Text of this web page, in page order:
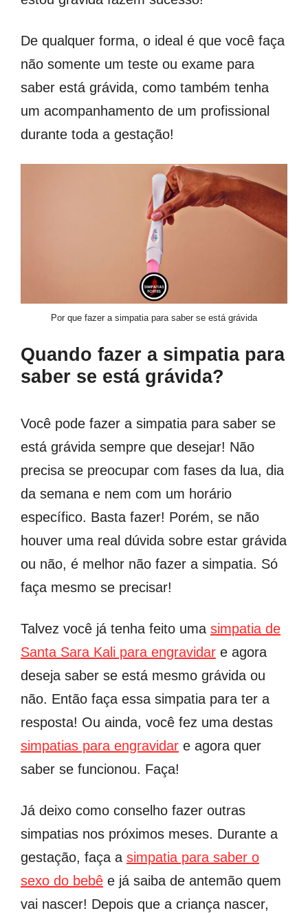
De qualquer forma, o ideal é que você faça
não somente um teste ou exame para
saber está grávida, como também tenha
um acompanhamento de um profissional
durante toda a gestação!
Por que fazer a simpatia para saber se está grávida
Quando fazer a simpatia para
saber se está grávida?
Você pode fazer a simpatia para saber se
está grávida sempre que desejar! Não
precisa se preocupar com fases da lua, dia
da semana e nem com um horário
específico. Basta fazer! Porém, se não
houver uma real dúvida sobre estar grávida
ou não, é melhor não fazer a simpatia. Só
faça mesmo se precisar!
Talvez você já tenha feito uma simpatia de
Santa Sara Kali para engravidar e agora
deseja saber se está mesmo grávida ou
não. Então faça essa simpatia para ter a
resposta! Ou ainda, você fez uma destas
simpatias para engravidar e agora quer
saber se funcionou. Faça!
Já deixo como conselho fazer outras
simpatias nos próximos meses. Durante a
gestação, faça a simpatia para saber o
sexo do bebê e já saiba de antemão quem
vai nascer! Depois que a criança nascer,